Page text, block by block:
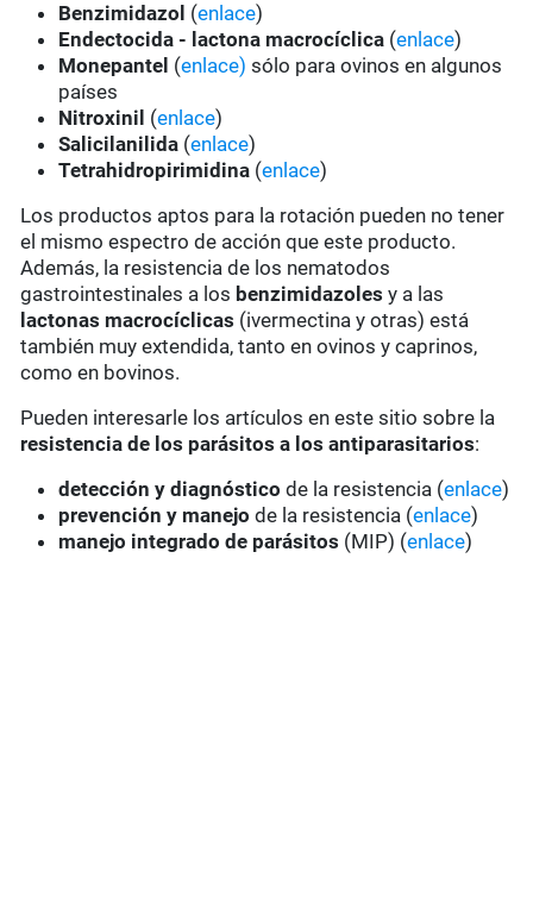
Benzimidazol (enlace)
Endectocida - lactona macrocíclica (enlace)
Monepantel (enlace) sólo para ovinos en algunos
países
Nitroxinil (enlace)
Salicilanilida (enlace)
Tetrahidropirimidina (enlace)
Los productos aptos para la rotación pueden no tener
el mismo espectro de acción que este producto.
Además, la resistencia de los nematodos
gastrointestinales a los benzimidazoles y a las
lactonas macrocíclicas (ivermectina y otras) está
también muy extendida, tanto en ovinos y caprinos,
como en bovinos.
Pueden interesarle los artículos en este sitio sobre la
resistencia de los parásitos a los antiparasitarios:
detección y diagnóstico de la resistencia (enlace)
prevención y manejo de la resistencia (enlace)
manejo integrado de parásitos (MIP) (enlace)